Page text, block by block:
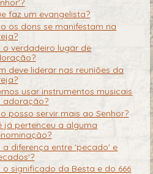
faz um evangelista?
os dons se manifestam na
o verdadeiro lugar de
deve liderar nas reuniões da
usar instrumentos musicais
adoração?
posso servir mais ao Senhor?
já pertenceu a alguma
a diferença entre 'pecado' e
o significado da Besta e do 666